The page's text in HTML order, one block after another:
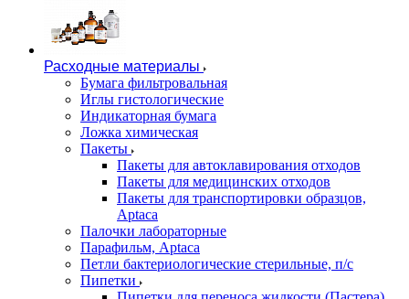
Расходные материалы
Бумага фильтровальная
Иглы гистологические
Индикаторная бумага
Ложка химическая
Пакеты
Пакеты для автоклавирования отходов
Пакеты для медицинских отходов
Пакеты для транспортировки образцов,
Aptaca
Палочки лабораторные
Парафильм, Aptaca
Петли бактериологические стерильные, п/с
Пипетки